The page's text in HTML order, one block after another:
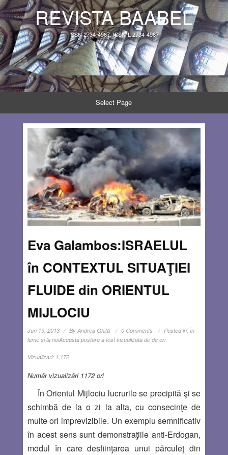
REVISTA BAABEL
ISSN 2734-4967, ISSN-L 2734-4967
Select Page
Eva Galambos:ISRAELUL
în CONTEXTUL SITUAŢIEI
FLUIDE din ORIENTUL
MIJLOCIU
Jun 19, 2013 By Andrea Ghiţă 0 Comments Posted in: În
lume şi la noiAceasta postare a fost vizualizata de de ori
Vizualizari: 1,172
Număr vizualizări 1172 ori
În Orientul Mijlociu lucrurile se precipită şi se
schimbă de la o zi la alta, cu consecinţe de
multe ori imprevizibile. Un exemplu semnificativ
în acest sens sunt demonstraţiile anti-Erdogan,
modul în care desfiinţarea unui părculeţ din